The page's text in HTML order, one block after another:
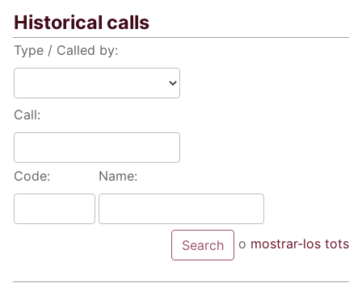
Historical calls
Type / Called by:
Call:
Code: Name:
o mostrar-los tots